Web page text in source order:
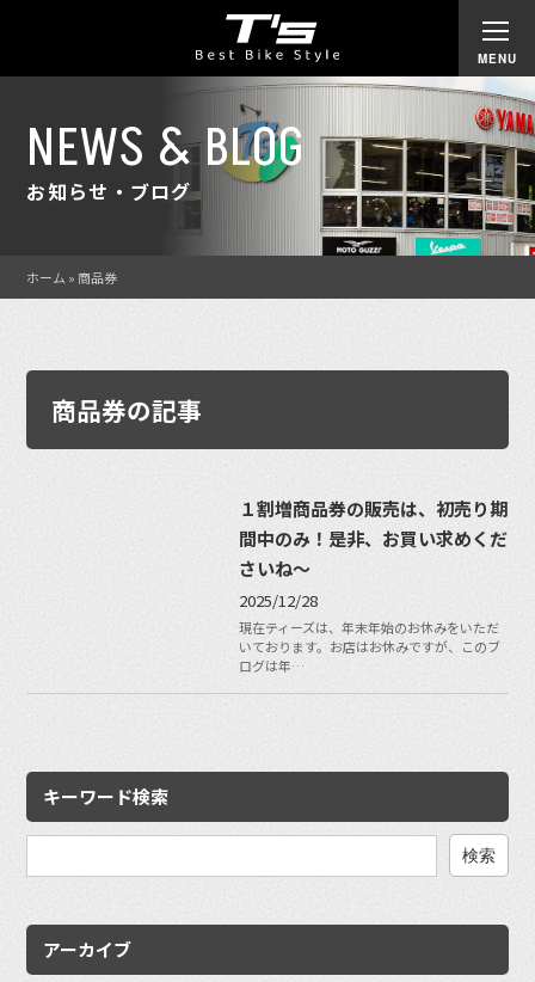
NEWS & BLOG
お知らせ・ブログ
ホーム »商品券
商品券の記事
１割増商品券の販売は、初売り期
間中のみ！是非、お買い求めくだ
さいね〜
2025/12/28
現在ティーズは、年末年始のお休みをいただ
いております。お店はお休みですが、このブ
ログは年…
キーワード検索
アーカイブ